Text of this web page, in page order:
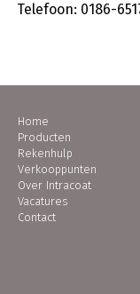
Telefoon: 0186-
Home
Producten
Rekenhulp
Verkooppunten
Over Intracoat
Vacatures
Contact